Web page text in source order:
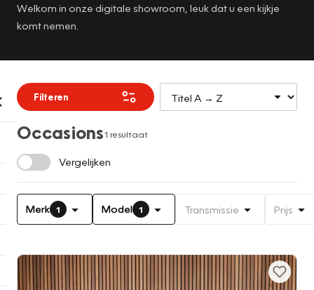
Welkom in onze digitale showroom, leuk dat u een kijkje
komt nemen.
Filteren
Occasions1 resultaat
Vergelijken
Merk 1 Model 1 Transmissie Prijs